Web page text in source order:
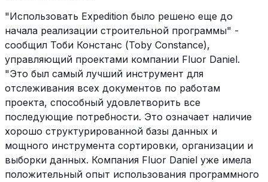
"Использовать Expedition было решено еще до
начала реализации строительной программы" -
сообщил Тоби Констанс (Toby Constance),
управляющий проектами компании Fluor Daniel.
"Это был самый лучший инструмент для
отслеживания всех документов по работам
проекта, способный удовлетворить все
последующие потребности. Это означает наличие
хорошо структурированной базы данных и
мощного инструмента сортировки, организации и
выборки данных. Компания Fluor Daniel уже имела
положительный опыт использования программного